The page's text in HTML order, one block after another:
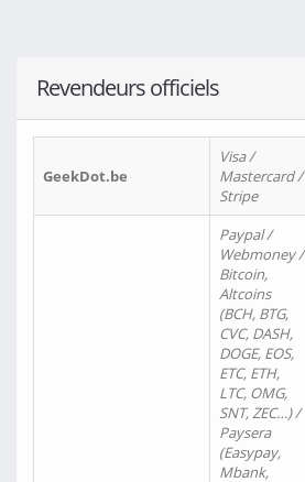
Revendeurs officiels
GeekDot.be
Visa /
Mastercard /
Stripe
Paypal /
Webmoney /
Bitcoin,
Altcoins
(BCH, BTG,
CVC, DASH,
DOGE, EOS,
ETC, ETH,
LTC, OMG,
SNT, ZEC…) /
Paysera
(Easypay,
Mbank,